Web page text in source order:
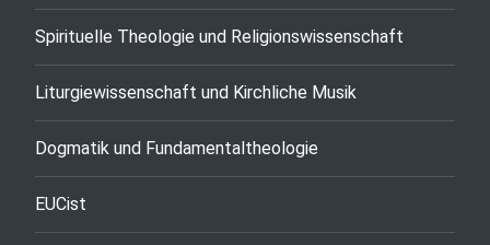
Spirituelle Theologie und Religionswissenschaft
Liturgiewissenschaft und Kirchliche Musik
Dogmatik und Fundamentaltheologie
EUCist